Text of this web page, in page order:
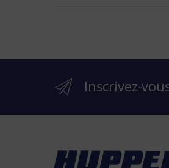
r
n
Inscrivez-